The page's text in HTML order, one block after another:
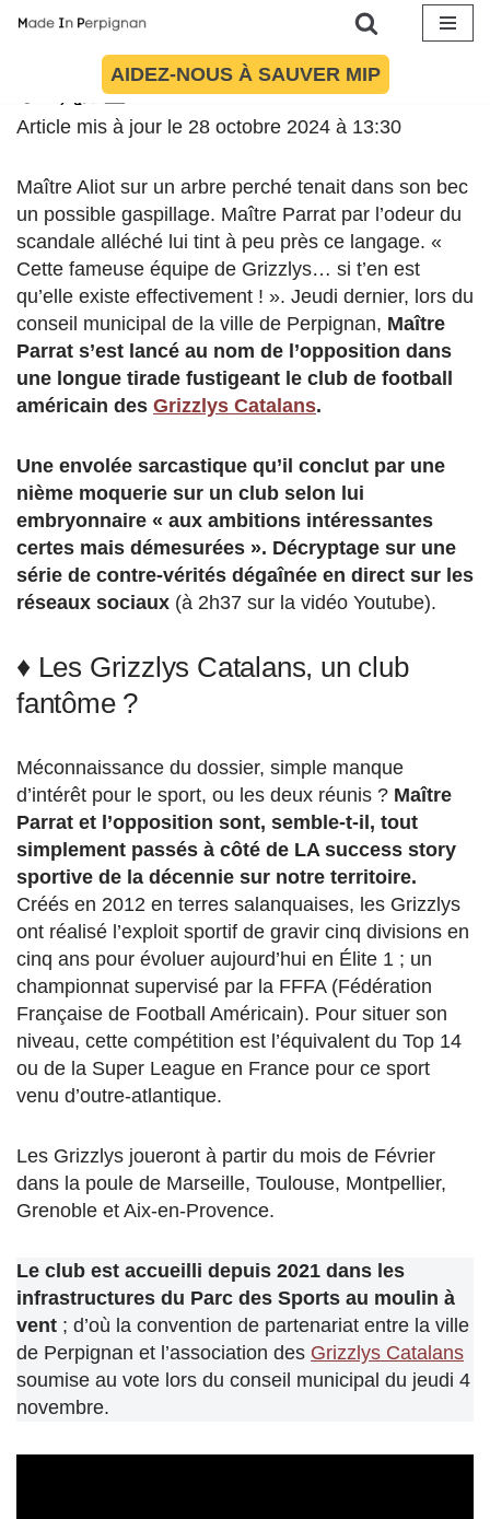
contenu
AIDEZ-NOUS À SAUVER MIP
Article mis à jour le 28 octobre 2024 à 13:30
Maître Aliot sur un arbre perché tenait dans son bec
un possible gaspillage. Maître Parrat par l’odeur du
scandale alléché lui tint à peu près ce langage. «
Cette fameuse équipe de Grizzlys… si t’en est
qu’elle existe effectivement ! ». Jeudi dernier, lors du
conseil municipal de la ville de Perpignan, Maître
Parrat s’est lancé au nom de l’opposition dans
une longue tirade fustigeant le club de football
américain des Grizzlys Catalans.
Une envolée sarcastique qu’il conclut par une
nième moquerie sur un club selon lui
embryonnaire « aux ambitions intéressantes
certes mais démesurées ». Décryptage sur une
série de contre-vérités dégaînée en direct sur les
réseaux sociaux (à 2h37 sur la vidéo Youtube).
♦ Les Grizzlys Catalans, un club
fantôme ?
Méconnaissance du dossier, simple manque
d’intérêt pour le sport, ou les deux réunis ? Maître
Parrat et l’opposition sont, semble-t-il, tout
simplement passés à côté de LA success story
sportive de la décennie sur notre territoire.
Créés en 2012 en terres salanquaises, les Grizzlys
ont réalisé l’exploit sportif de gravir cinq divisions en
cinq ans pour évoluer aujourd’hui en Élite 1 ; un
championnat supervisé par la FFFA (Fédération
Française de Football Américain). Pour situer son
niveau, cette compétition est l’équivalent du Top 14
ou de la Super League en France pour ce sport
venu d’outre-atlantique.
Les Grizzlys joueront à partir du mois de Février
dans la poule de Marseille, Toulouse, Montpellier,
Grenoble et Aix-en-Provence.
Le club est accueilli depuis 2021 dans les
infrastructures du Parc des Sports au moulin à
vent ; d’où la convention de partenariat entre la ville
de Perpignan et l’association des Grizzlys Catalans
soumise au vote lors du conseil municipal du jeudi 4
novembre.